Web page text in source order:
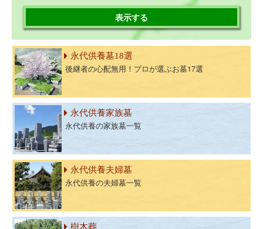
表示する
永代供養墓18選
後継者の心配無用！プロが選ぶお墓17選
永代供養家族墓
永代供養の家族墓一覧
永代供養夫婦墓
永代供養の夫婦墓一覧
樹木葬